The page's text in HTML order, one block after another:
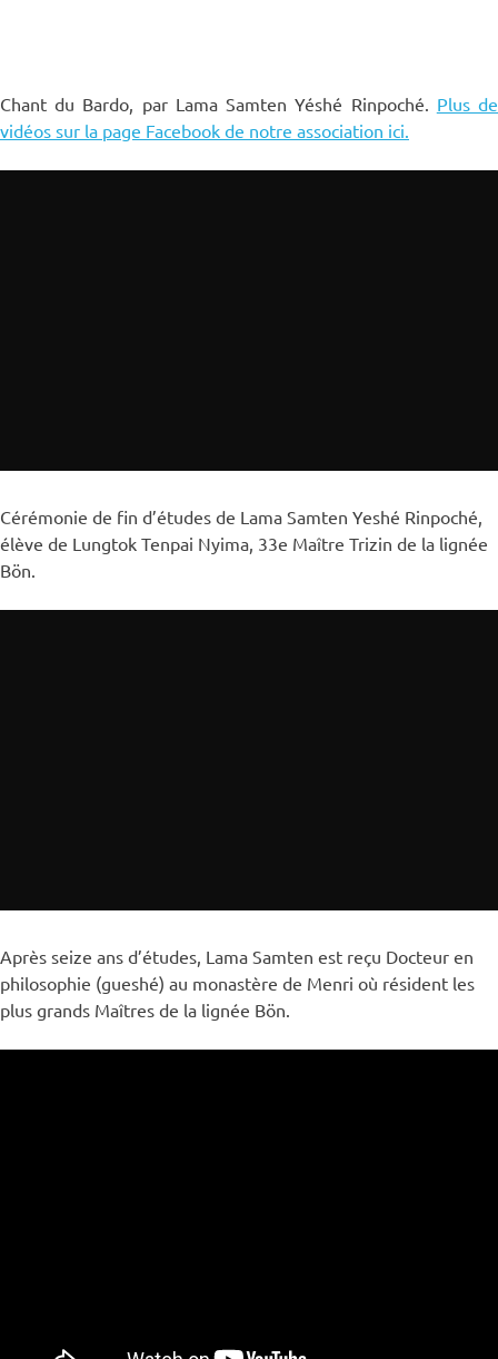
Chant du Bardo, par Lama Samten Yéshé Rinpoché. Plus de
vidéos sur la page Facebook de notre association ici.
Cérémonie de fin d’études de Lama Samten Yeshé Rinpoché,
élève de Lungtok Tenpai Nyima, 33e Maître Trizin de la lignée
Bön.
Après seize ans d’études, Lama Samten est reçu Docteur en
philosophie (gueshé) au monastère de Menri où résident les
plus grands Maîtres de la lignée Bön.